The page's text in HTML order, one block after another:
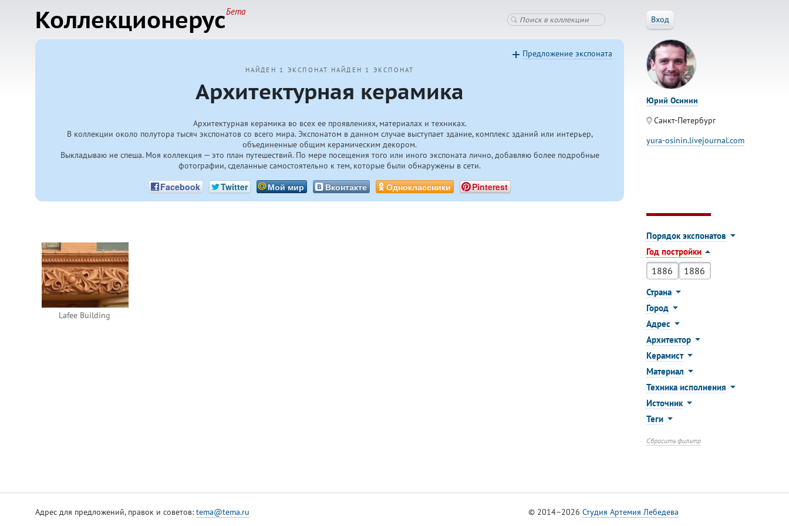
КоллекционерусБета
Вход
НАЙДЕН 1 ЭКСПОНАТ НАЙДЕН 1 ЭКСПОНАТ
Архитектурная керамика
Архитектурная керамика во всех ее проявлениях, материалах и техниках.
В коллекции около полутора тысяч экспонатов со всего мира. Экспонатом в данном случае выступает здание, комплекс зданий или интерьер,
объединенные общим керамическим декором.
Выкладываю не спеша. Моя коллекция — это план путешествий. По мере посещения того или иного экспоната лично, добавляю более подробные
фотографии, сделанные самостоятельно к тем, которые были обнаружены в сети.
Facebook Twitter Мой мир Вконтакте Одноклассники Pinterest
Предложение экспоната
Юрий Осинин
Санкт-Петербург
yura-osinin.livejournal.com
Lafee Building
Порядок экспонатов
Год постройки
Страна
Город
Адрес
Архитектор
Керамист
Материал
Техника исполнения
Источник
Теги
Сбросить фильтр
Адрес для предложений, правок и советов: tema@tema.ru © 2014–2026Студия Артемия Лебедева